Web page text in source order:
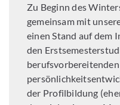
Zu Beginn des
gemeinsam mit
einen Stand auf dem
den
der Profilbildung